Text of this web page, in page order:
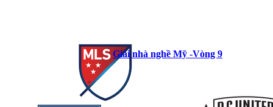
Giải nhà nghề Mỹ -Vòng 9